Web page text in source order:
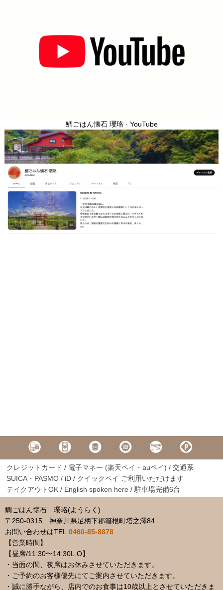
鯛ごはん懐石 瓔珞 - YouTube
クレジットカード / 電子マネー (楽天ペイ・auペイ) / 交通系
SUICA・PASMO / iD / クイックペイ ご利用いただけます
テイクアウトOK / English spoken here / 駐車場完備6台
鯛ごはん懐石 瓔珞(ようらく)
〒250-0315 神奈川県足柄下郡箱根町塔之澤84
お問い合わせはTEL:0460-85-8878
【営業時間】
【昼席/11:30〜14:30L.O】
・当面の間、夜席はお休みさせていただきます。
・ご予約のお客様優先にてご案内させていただきます。
・誠に勝手ながら、店内でのお食事は10歳以上とさせていただきま